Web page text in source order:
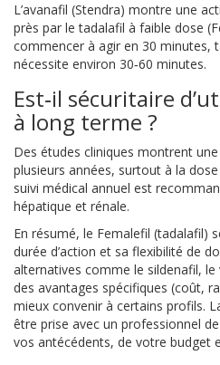
L’avanafil (Stendra) montre une
près par le tadalafil à faible dose
commencer à agir en 30 minutes,
nécessite environ 30‑60 minutes.
Est‑il sécuritaire
à long terme ?
Des études cliniques montrent
plusieurs années, surtout à la
suivi médical annuel est
hépatique et rénale.
En résumé, le Femalefil (tadalafil)
durée d’action et sa flexibilité de
alternatives comme le sildenafil,
des avantages spécifiques (coût,
mieux convenir à certains profils.
être prise avec un professionnel
vos antécédents, de votre budget